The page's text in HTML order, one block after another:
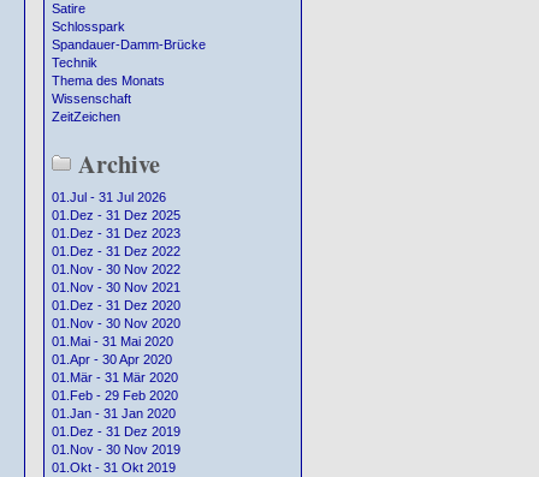
Satire
Schlosspark
Spandauer-Damm-Brücke
Technik
Thema des Monats
Wissenschaft
ZeitZeichen
Archive
01.Jul - 31 Jul 2026
01.Dez - 31 Dez 2025
01.Dez - 31 Dez 2023
01.Dez - 31 Dez 2022
01.Nov - 30 Nov 2022
01.Nov - 30 Nov 2021
01.Dez - 31 Dez 2020
01.Nov - 30 Nov 2020
01.Mai - 31 Mai 2020
01.Apr - 30 Apr 2020
01.Mär - 31 Mär 2020
01.Feb - 29 Feb 2020
01.Jan - 31 Jan 2020
01.Dez - 31 Dez 2019
01.Nov - 30 Nov 2019
01.Okt - 31 Okt 2019